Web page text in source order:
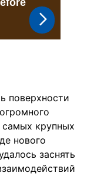
поверхности
самых крупных
нового
заснять